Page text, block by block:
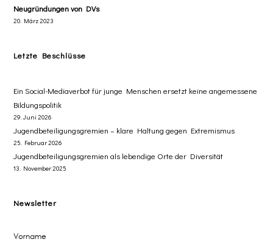
Neugründungen von DVs
20. März 2023
Letzte Beschlüsse
​Ein Social-Mediaverbot für junge Menschen ersetzt ​keine angemessene
Bildungspolitik
29. Juni 2026
Jugendbeteiligungsgremien – klare Haltung gegen Extremismus
25. Februar 2026
Jugendbeteiligungsgremien als lebendige Orte der Diversität
13. November 2025
Newsletter
Vorname